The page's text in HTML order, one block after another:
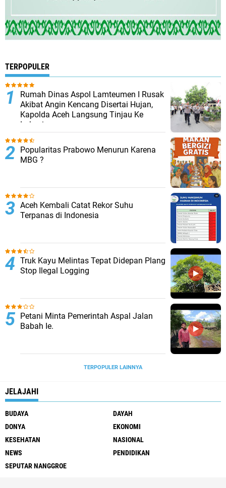
TERPOPULER
Rumah Dinas Aspol Lamteumen I Rusak
Akibat Angin Kencang Disertai Hujan,
Kapolda Aceh Langsung Tinjau Ke
Lokasi
Popularitas Prabowo Menurun Karena
MBG ?
Aceh Kembali Catat Rekor Suhu
Terpanas di Indonesia
Truk Kayu Melintas Tepat Didepan Plang
Stop Ilegal Logging
Petani Minta Pemerintah Aspal Jalan
Babah Ie.
TERPOPULER LAINNYA
JELAJAHI
BUDAYA
DAYAH
DONYA
EKONOMI
KESEHATAN
NASIONAL
NEWS
PENDIDIKAN
SEPUTAR NANGGROE